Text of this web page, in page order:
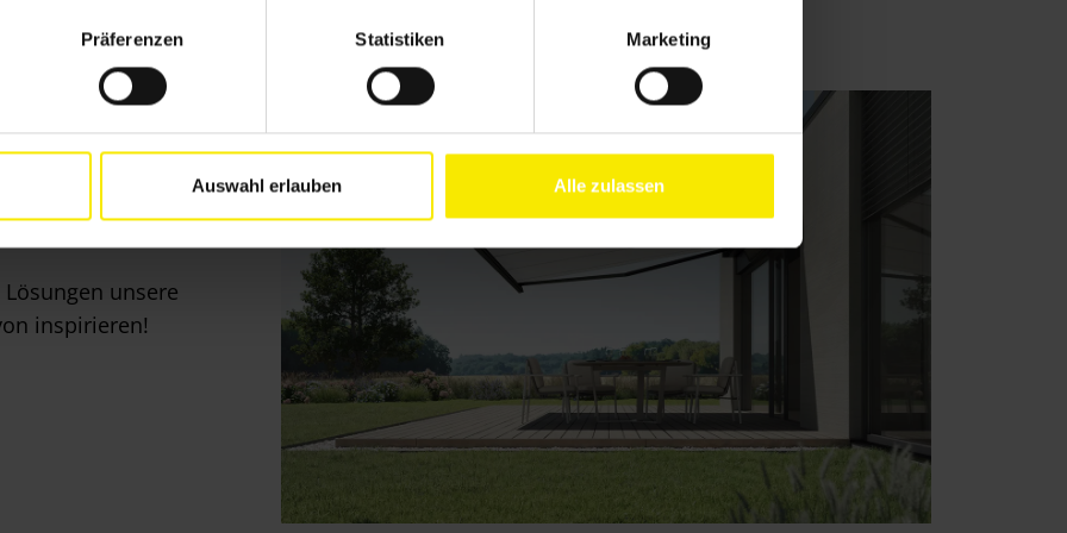
Präferenzen Statistiken Marketing
Auswahl erlauben Alle zulassen
im
unsere
inspirieren!